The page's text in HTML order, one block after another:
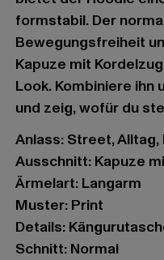
formstabil. Der
Bewegungsfreiheit
Kapuze mit
Look. Kombiniere
und zeig, wofür du
Anlass: Street,
Ausschnitt: Kapuze
Ärmelart: Langarm
Muster: Print
Details:
Schnitt: Normal